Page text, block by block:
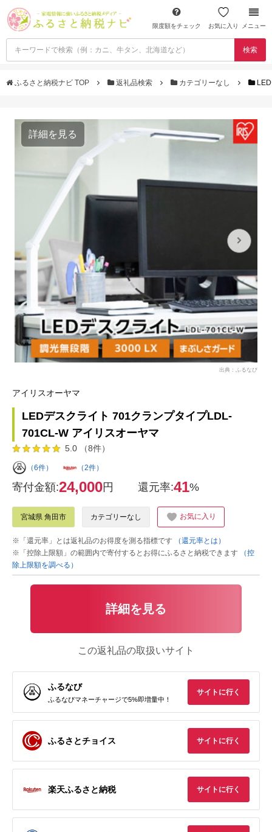
限度額をチェック お気に入り メニュー
検索
ふるさと納税ナビ TOP 返礼品検索 カテゴリーなし
詳細を見る
出典：ふるなび
アイリスオーヤマ
LEDデスクライト 701クランプタイプLDL-
701CL-W アイリスオーヤマ
5.0 （8件）
（6件） （2件）
寄付金額:24,000円 還元率:41%
宮城県 角田市 カテゴリーなし お気に入り
※「還元率」とは返礼品のお得度を測る指標です
（還元率とは）
※「控除上限額」の範囲内で寄付するとお得にふるさと納税できます
（控
除上限額を調べる）
詳細を見る
この返礼品の取扱いサイト
ふるなび
ふるなびマネーチャージで5%即増量中！
サイトに行く
ふるさとチョイス サイトに行く
楽天ふるさと納税 サイトに行く